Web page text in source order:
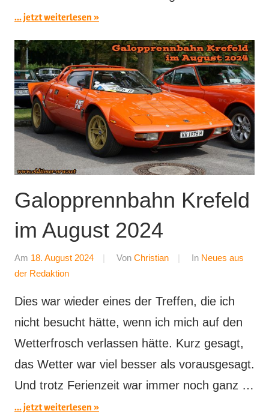
... jetzt weiterlesen
Galopprennbahn Krefeld
im August 2024
Am 18. August 2024 Von Christian In Neues aus
der Redaktion
Dies war wieder eines der Treffen, die ich
nicht besucht hätte, wenn ich mich auf den
Wetterfrosch verlassen hätte. Kurz gesagt,
das Wetter war viel besser als vorausgesagt.
Und trotz Ferienzeit war immer noch ganz …
... jetzt weiterlesen